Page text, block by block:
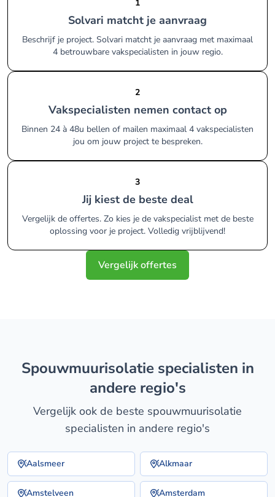
1
Solvari matcht je aanvraag
Beschrijf je project. Solvari matcht je aanvraag met maximaal
4 betrouwbare vakspecialisten in jouw regio.
2
Vakspecialisten nemen contact op
Binnen 24 à 48u bellen of mailen maximaal 4 vakspecialisten
jou om jouw project te bespreken.
3
Jij kiest de beste deal
Vergelijk de offertes. Zo kies je de vakspecialist met de beste
oplossing voor je project. Volledig vrijblijvend!
Vergelijk offertes
spouwmuurisolatie specialisten in
andere regio's
Vergelijk ook de beste spouwmuurisolatie
specialisten in andere regio's
Aalsmeer Alkmaar
Amstelveen Amsterdam